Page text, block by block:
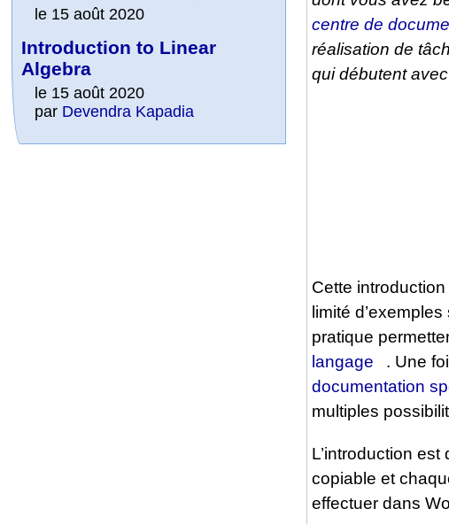
centre de
réalisation de
qui débutent avec
Cette
limité
pratique
langage
. Une
documentation
multiples
L’introduction
copiable et
effectuer dans
le 15 août 2020
Introduction to Linear
Algebra
le 15 août 2020
par Devendra Kapadia